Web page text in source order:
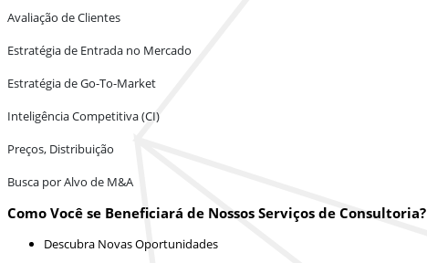
Avaliação de Clientes
Estratégia de Entrada no Mercado
Estratégia de Go-To-Market
Inteligência Competitiva (CI)
Preços, Distribuição
Busca por Alvo de M&A
Como Você se Beneficiará de Nossos Serviços de Consultoria?
Descubra Novas Oportunidades